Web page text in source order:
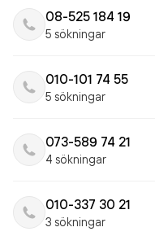
08-525 184 19
5 sökningar
010-101 74 55
5 sökningar
073-589 74 21
4 sökningar
010-337 30 21
3 sökningar